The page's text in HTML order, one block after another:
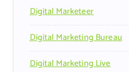
Digital Marketeer
Digital Marketing Bureau
Digital Marketing Live